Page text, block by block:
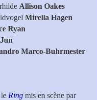
Allison Oakes
Mirella Hagen
Ryan
Marco-Buhrmester
Ring mis en scène par